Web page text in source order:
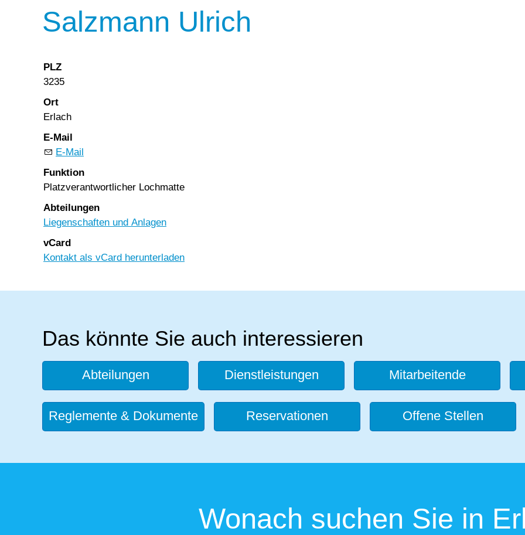
Salzmann Ulrich
PLZ
3235
Ort
Erlach
E-Mail
E-Mail
Funktion
Platzverantwortlicher Lochmatte
Abteilungen
Liegenschaften und Anlagen
vCard
Kontakt als vCard herunterladen
Das könnte Sie auch interessieren
Abteilungen Dienstleistungen Mitarbeitende
Reglemente & Dokumente Reservationen Offene Stellen
Wonach suchen Sie in